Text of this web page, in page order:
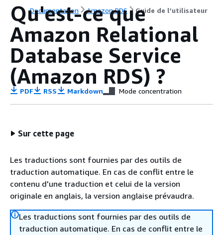
Documentation Amazon RDS Guide de l’utilisateur
Qu'est-ce que
Amazon Relational
Database Service
(Amazon RDS) ?
PDF RSS Markdown Mode concentration
Sur cette page
Les traductions sont fournies par des outils de
traduction automatique. En cas de conflit entre le
contenu d'une traduction et celui de la version
originale en anglais, la version anglaise prévaudra.
Les traductions sont fournies par des outils de
traduction automatique. En cas de conflit entre le